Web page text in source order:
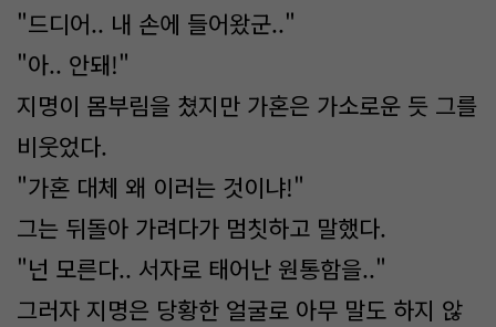
"드디어.. 내 손에 들어왔군.."
"아.. 안돼!"
지명이 몸부림을 쳤지만 가혼은 가소로운 듯 그를
비웃었다.
"가혼 대체 왜 이러는 것이냐!"
그는 뒤돌아 가려다가 멈칫하고 말했다.
"넌 모른다.. 서자로 태어난 원통함을.."
그러자 지명은 당황한 얼굴로 아무 말도 하지 않